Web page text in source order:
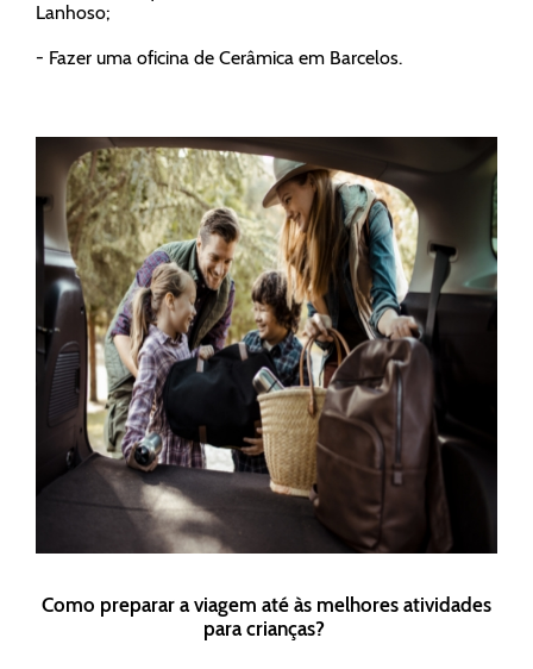
Lanhoso;
- Fazer uma oficina de Cerâmica em Barcelos.
Como preparar a viagem até às melhores atividades
para crianças?